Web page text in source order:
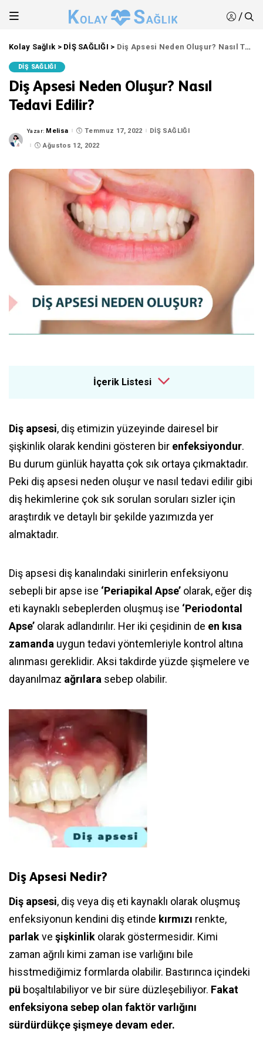
/
Kolay Sağlık> DİŞ SAĞLIĞI > Diş Apsesi Neden Oluşur? Nasıl Tedavi Edilir?
DİŞ SAĞLIĞI
Diş Apsesi Neden Oluşur? Nasıl
Tedavi Edilir?
Posted
Yazar: Melisa Temmuz 17, 2022
DİŞ SAĞLIĞI
Ağustos 12, 2022
İçerik Listesi
Diş apsesi, diş etimizin yüzeyinde dairesel bir
şişkinlik olarak kendini gösteren bir enfeksiyondur.
Bu durum günlük hayatta çok sık ortaya çıkmaktadır.
Peki diş apsesi neden oluşur ve nasıl tedavi edilir gibi
diş hekimlerine çok sık sorulan soruları sizler için
araştırdık ve detaylı bir şekilde yazımızda yer
almaktadır.
Diş apsesi diş kanalındaki sinirlerin enfeksiyonu
sebepli bir apse ise ‘Periapikal Apse’ olarak, eğer diş
eti kaynaklı sebeplerden oluşmuş ise ‘Periodontal
Apse’ olarak adlandırılır. Her iki çeşidinin de en kısa
zamanda uygun tedavi yöntemleriyle kontrol altına
alınması gereklidir. Aksi takdirde yüzde şişmelere ve
dayanılmaz ağrılara sebep olabilir.
Diş Apsesi Nedir?
Diş apsesi, diş veya diş eti kaynaklı olarak oluşmuş
enfeksiyonun kendini diş etinde kırmızı renkte,
parlakve şişkinlik olarak göstermesidir. Kimi
zaman ağrılı kimi zaman ise varlığını bile
hisstmediğimiz formlarda olabilir. Bastırınca içindeki
pü boşaltılabiliyor ve bir süre düzleşebiliyor. Fakat
enfeksiyona sebep olan faktör varlığını
sürdürdükçe şişmeye devam eder.